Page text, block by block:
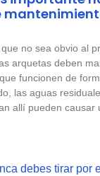
no sea obvio al
arquetas deben
funcionen de
las aguas
allí pueden causar